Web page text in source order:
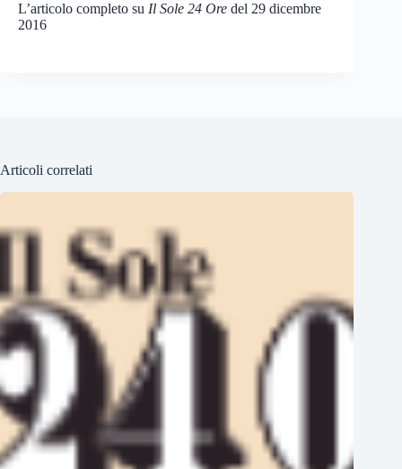
L’articolo completo su Il Sole 24 Ore del 29 dicembre
2016
Articoli correlati